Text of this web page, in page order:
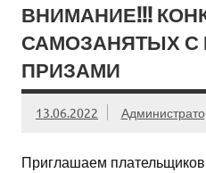
ВНИМАНИЕ!!!
САМОЗАНЯТЫХ
ПРИЗАМИ
13.06.2022
Приглашаем плательщиков